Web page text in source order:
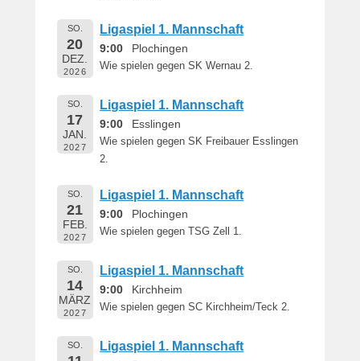
a
M
SO.
20
DEZ.
2026
Ligaspiel 1. Mannschaft
9:00 Plochingen
Wie spielen gegen SK Wernau 2.
SO.
17
JAN.
2027
Ligaspiel 1. Mannschaft
9:00 Esslingen
Wie spielen gegen SK Freibauer Esslingen
2.
SO.
21
FEB.
2027
Ligaspiel 1. Mannschaft
9:00 Plochingen
Wie spielen gegen TSG Zell 1.
SO.
14
MÄRZ
2027
Ligaspiel 1. Mannschaft
9:00 Kirchheim
Wie spielen gegen SC Kirchheim/Teck 2.
SO. Ligaspiel 1. Mannschaft